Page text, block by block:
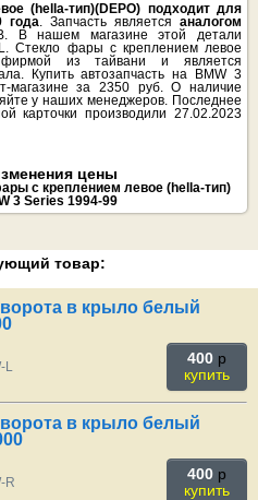
(hella-тип)(DEPO) подходит для
года. Запчасть является аналогом
В нашем магазине этой детали
Стекло фары с креплением левое
фирмой из тайвани и является
Купить автозапчасть на BMW 3
магазине за 2350 руб. О наличие
у наших менеджеров. Последнее
карточки производили 27.02.2023
цены
товар:
в крыло белый
L
400 p
купить
в крыло белый
R
400 p
купить